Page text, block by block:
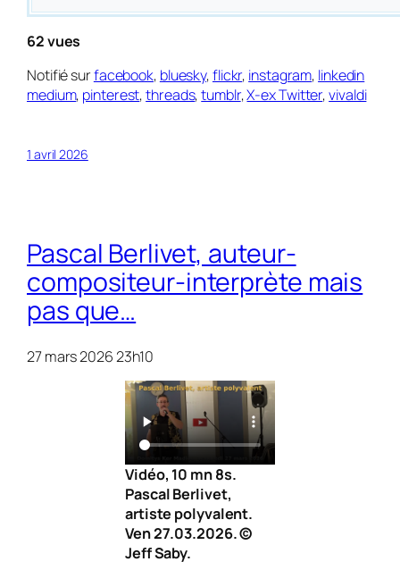
62 vues
Notifié surfacebook, bluesky,flickr, instagram, linkedin
medium, pinterest,threads,tumblr,X-ex Twitter,vivaldi
1 avril 2026
Pascal Berlivet, auteur-
compositeur-interprète mais
pas que…
27 mars 2026 23h10
Vidéo, 10 mn 8s.
Pascal Berlivet,
artiste polyvalent.
Ven 27.03.2026. ©
Jeff Saby.